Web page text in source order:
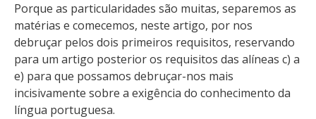
Porque as particularidades são muitas, separemos as
matérias e comecemos, neste artigo, por nos
debruçar pelos dois primeiros requisitos, reservando
para um artigo posterior os requisitos das alíneas c) a
e) para que possamos debruçar-nos mais
incisivamente sobre a exigência do conhecimento da
língua portuguesa.